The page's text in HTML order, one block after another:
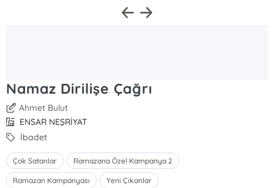
Namaz Dirilişe Çağrı
Ahmet Bulut
ENSAR NEŞRİYAT
İbadet
Çok Satanlar Ramazana Özel Kampanya 2
Ramazan Kampanyası Yeni Çıkanlar